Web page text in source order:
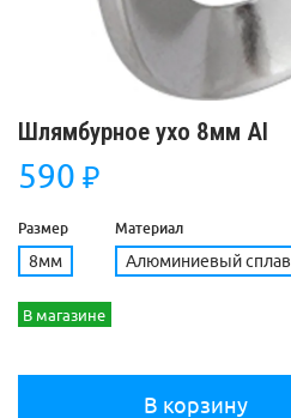
Шлямбурное ухо 8мм Al
590 ₽
Размер
8мм
Материал
Алюминиевый сплав
В магазине
В корзину